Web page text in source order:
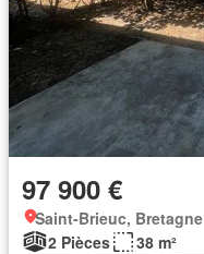
97 900 €
Saint-Brieuc, Bretagne
2 Pièces
38 m²